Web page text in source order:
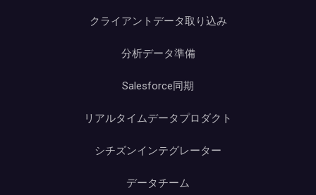
クライアントデータ取り込み
分析データ準備
Salesforce同期
リアルタイムデータプロダクト
シチズンインテグレーター
データチーム